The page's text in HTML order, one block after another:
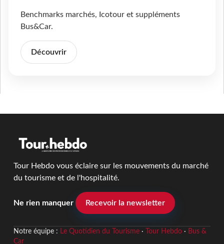
Benchmarks marchés, Icotour et suppléments
Bus&Car.
Découvrir
Tour Hebdo vous éclaire sur les mouvements du marché
du tourisme et de l'hospitalité.
Ne rien manquer Recevoir la newsletter
Notre équipe : Le Quotidien du Tourisme· Tour Hebdo· Bus &
Car